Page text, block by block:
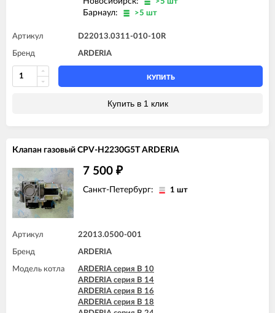
Барнаул: >5 шт
Артикул D22013.0311-010-10R
Бренд ARDERIA
КУПИТЬ
Купить в 1 клик
Клапан газовый CPV-H2230G5T ARDERIA
7 500 ₽
Санкт-Петербург: 1 шт
Артикул 22013.0500-001
Бренд ARDERIA
Модель котла
ARDERIA серия B 10
ARDERIA серия B 14
ARDERIA серия B 16
ARDERIA серия B 18